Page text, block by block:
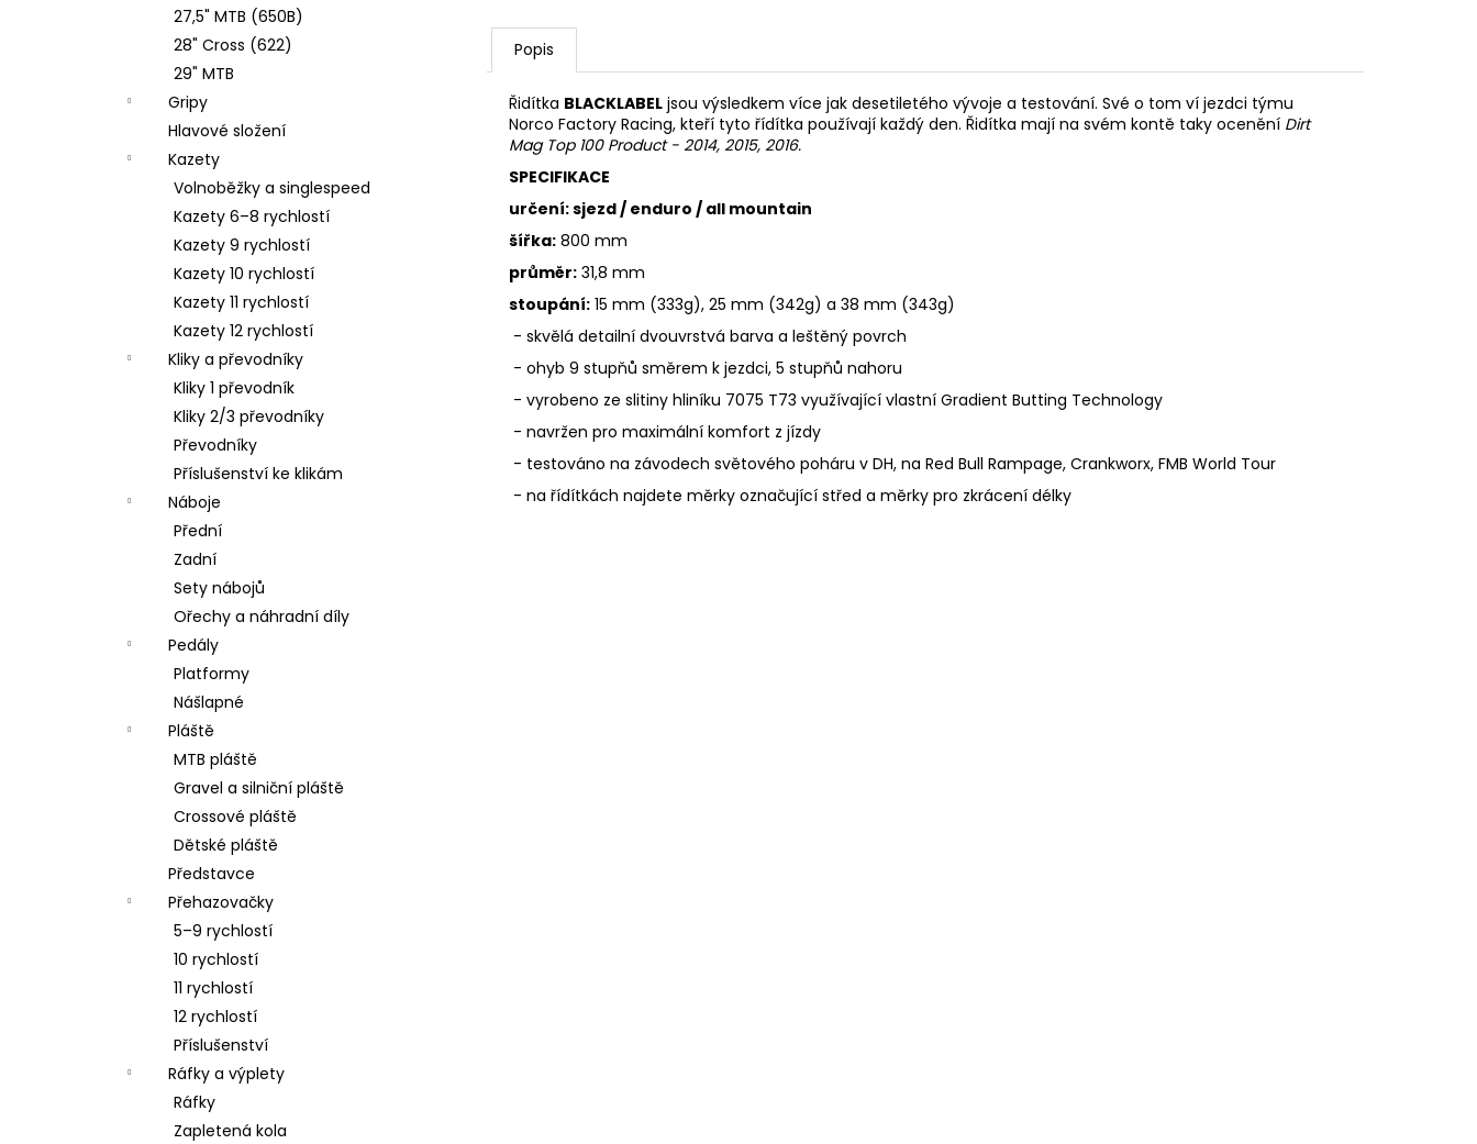
27,5" MTB (650B)
28" Cross (622)
29" MTB
Gripy
Hlavové složení
Kazety
Volnoběžky a singlespeed
Kazety 6–8 rychlostí
Kazety 9 rychlostí
Kazety 10 rychlostí
Kazety 11 rychlostí
Kazety 12 rychlostí
Kliky a převodníky
Kliky 1 převodník
Kliky 2/3 převodníky
Převodníky
Příslušenství ke klikám
Náboje
Přední
Zadní
Sety nábojů
Ořechy a náhradní díly
Pedály
Platformy
Nášlapné
Pláště
MTB pláště
Gravel a silniční pláště
Crossové pláště
Dětské pláště
Představce
Přehazovačky
5–9 rychlostí
10 rychlostí
11 rychlostí
12 rychlostí
Příslušenství
Ráfky a výplety
Ráfky
Zapletená kola
Popis
Řidítka BLACKLABEL jsou výsledkem více jak desetiletého vývoje a testování. Své o tom ví jezdci týmu
Norco Factory Racing, kteří tyto řídítka používají každý den. Řidítka mají na svém kontě taky ocenění Dirt
Mag Top 100 Product - 2014, 2015, 2016.
SPECIFIKACE
určení: sjezd / enduro / all mountain
šířka: 800 mm
průměr: 31,8 mm
stoupání: 15 mm (333g), 25 mm (342g) a 38 mm (343g)
- skvělá detailní dvouvrstvá barva a leštěný povrch
- ohyb 9 stupňů směrem k jezdci, 5 stupňů nahoru
- vyrobeno ze slitiny hliníku 7075 T73 využívající vlastní Gradient Butting Technology
- navržen pro maximální komfort z jízdy
- testováno na závodech světového poháru v DH, na Red Bull Rampage, Crankworx, FMB World Tour
- na řídítkách najdete měrky označující střed a měrky pro zkrácení délky